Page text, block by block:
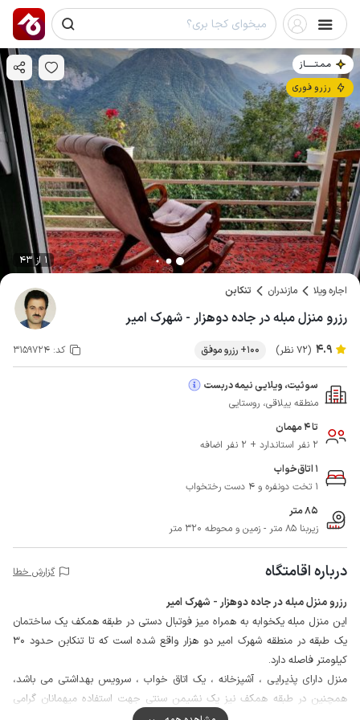
مـمـتــــــاز
رزرو فوری
1 از 43
اجاره ویلا مازندران تنکابن
رزرو منزل مبله در جاده دوهزار - شهرک امیر
4.9 (72 نظر) 100+ رزرو موفق کد: 3159724
سوئیت، ویلایی نیمه دربست
منطقه ییلاقی، روستایی
تا 4 مهمان
2 نفر استاندارد + 2 نفر اضافه
1 اتاق‌خواب
1 تخت دونفره و 4 دست رختخواب
85 متر
زیربنا 85 متر - زمین و محوطه 320 متر
درباره اقامتگاه گزارش خطا
رزرو منزل مبله در جاده دوهزار - شهرک امیر
این منزل مبله یکخوابه به همراه میز فوتبال دستی در طبقه همکف یک ساختمان
یک طبقه در منطقه شهرک امیر دو هزار واقع شده است که تا تنکابن حدود 30
کیلومتر فاصله دارد.
منزل دارای پذیرایی ، آشپزخانه ، یک اتاق خواب ، سرویس بهداشتی می باشد،
همچنین در طبقه همکف نیز یک نشیمن سنتی جهت استفاده میهمانان گرامی